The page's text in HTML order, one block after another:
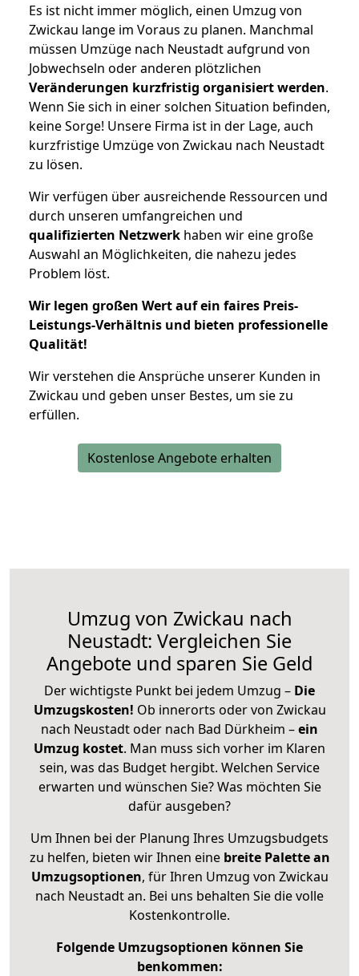
Es ist nicht immer möglich, einen Umzug von
Zwickau lange im Voraus zu planen. Manchmal
müssen Umzüge nach Neustadt aufgrund von
Jobwechseln oder anderen plötzlichen
Veränderungen kurzfristig organisiert werden.
Wenn Sie sich in einer solchen Situation befinden,
keine Sorge! Unsere Firma ist in der Lage, auch
kurzfristige Umzüge von Zwickau nach Neustadt
zu lösen.
Wir verfügen über ausreichende Ressourcen und
durch unseren umfangreichen und
qualifizierten Netzwerk haben wir eine große
Auswahl an Möglichkeiten, die nahezu jedes
Problem löst.
Wir legen großen Wert auf ein faires Preis-
Leistungs-Verhältnis und bieten professionelle
Qualität!
Wir verstehen die Ansprüche unserer Kunden in
Zwickau und geben unser Bestes, um sie zu
erfüllen.
Kostenlose Angebote erhalten
Umzug von Zwickau nach
Neustadt: Vergleichen Sie
Angebote und sparen Sie Geld
Der wichtigste Punkt bei jedem Umzug – Die
Umzugskosten! Ob innerorts oder von Zwickau
nach Neustadt oder nach Bad Dürkheim –ein
Umzug kostet. Man muss sich vorher im Klaren
sein, was das Budget hergibt. Welchen Service
erwarten und wünschen Sie? Was möchten Sie
dafür ausgeben?
Um Ihnen bei der Planung Ihres Umzugsbudgets
zu helfen, bieten wir Ihnen eine breite Palette an
Umzugsoptionen, für Ihren Umzug von Zwickau
nach Neustadt an. Bei uns behalten Sie die volle
Kostenkontrolle.
Folgende Umzugsoptionen können Sie
benkommen: